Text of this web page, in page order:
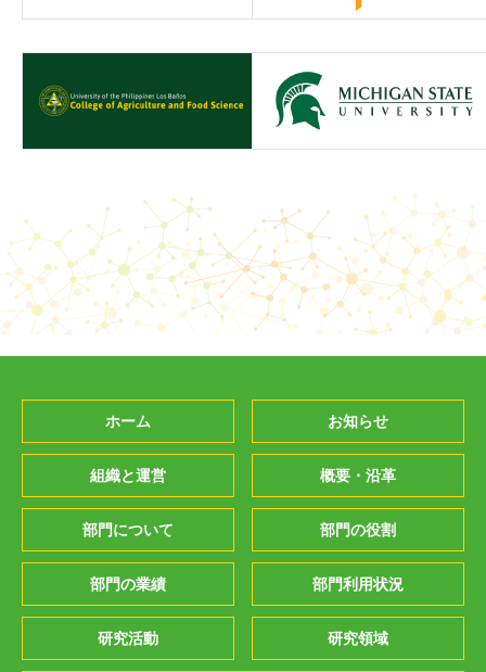
ホーム お知らせ
組織と運営 概要・沿革
部門について 部門の役割
部門の業績 部門利用状況
研究活動 研究領域